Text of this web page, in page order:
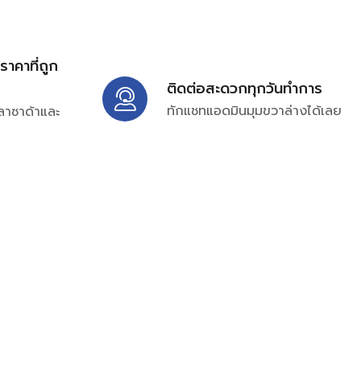
าคาที่ถูก
ซาด้าและ
ติดต่อสะดวกทุกวันทำการ
ทักแชทแอดมินมุมขวาล่างได้เลย